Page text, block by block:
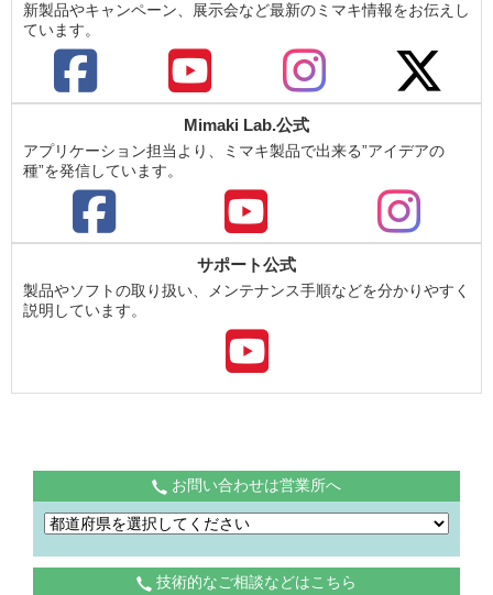
新製品やキャンペーン、展示会など最新のミマキ情報をお伝えし
ています。
Mimaki Lab.公式
アプリケーション担当より、ミマキ製品で出来る”アイデアの
種”を発信しています。
サポート公式
製品やソフトの取り扱い、メンテナンス手順などを分かりやすく
説明しています。
お問い合わせは営業所へ
技術的なご相談などはこちら